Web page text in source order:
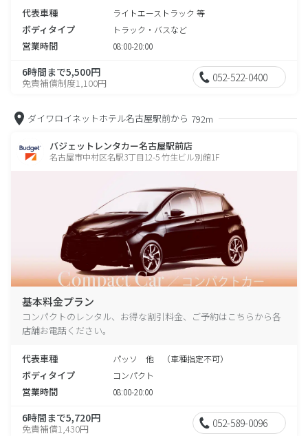
代表車種 ライトエーストラック 等
ボディタイプ トラック・バスなど
営業時間 08:00-20:00
6時間まで5,500円
免責補償制度1,100円 052-522-0400
ダイワロイネットホテル名古屋駅前から 792m
バジェットレンタカー名古屋駅前店
名古屋市中村区名駅3丁目12-5 竹生ビル別館1F
基本料金プラン
コンパクトのレンタル、お得な割引料金、ご予約はこちらから各
店舗お電話ください。
代表車種 パッソ 他 （車種指定不可）
ボディタイプ コンパクト
営業時間 08:00-20:00
6時間まで5,720円
免責補償1,430円 052-589-0096